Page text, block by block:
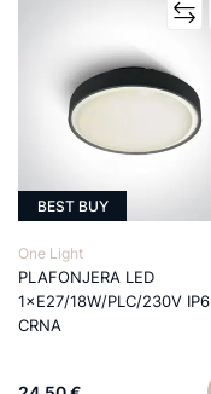
BEST BUY
One Light
PLAFONJERA LED
1×E27/18W/PLC/230V
CRNA